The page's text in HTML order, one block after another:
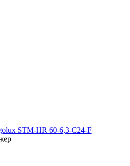
STM-HR 60-6,3-C24-F